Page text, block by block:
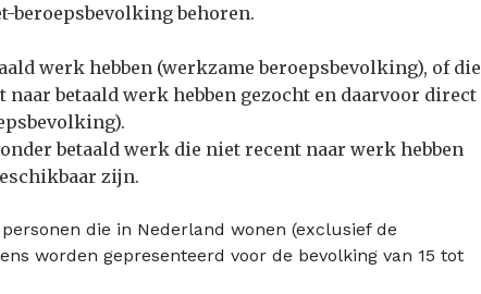
beroepsbevolking behoren.
werk hebben (werkzame beroepsbevolking), of die
naar betaald werk hebben gezocht en daarvoor direct
betaald werk die niet recent naar werk hebben
zijn.
die in Nederland wonen (exclusief de
worden gepresenteerd voor de bevolking van 15 tot